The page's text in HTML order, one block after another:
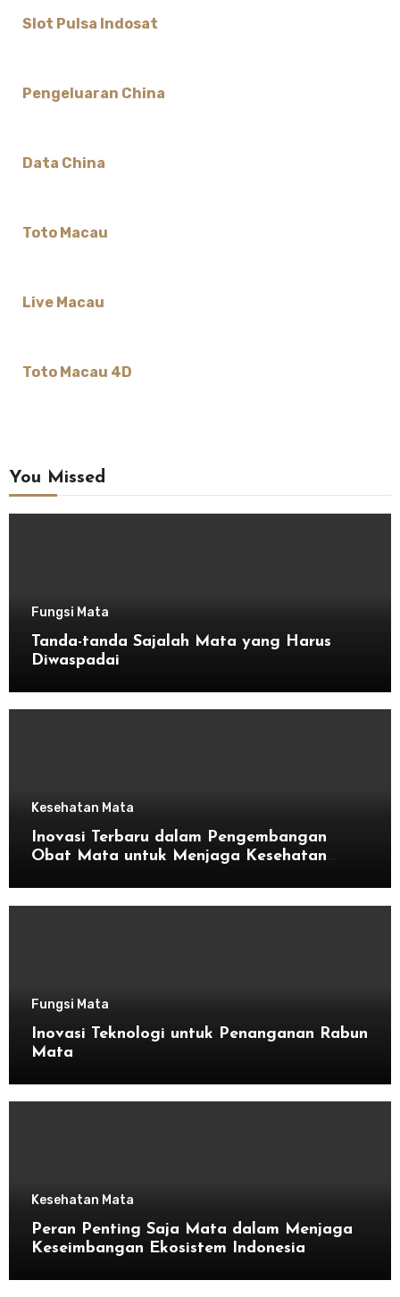
Slot Pulsa Indosat
Pengeluaran China
Data China
Toto Macau
Live Macau
Toto Macau 4D
You Missed
Fungsi Mata
Tanda-tanda Sajalah Mata yang Harus
Diwaspadai
Kesehatan Mata
Inovasi Terbaru dalam Pengembangan
Obat Mata untuk Menjaga Kesehatan
Fungsi Mata
Inovasi Teknologi untuk Penanganan Rabun
Mata
Kesehatan Mata
Peran Penting Saja Mata dalam Menjaga
Keseimbangan Ekosistem Indonesia